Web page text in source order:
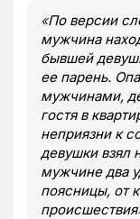
«По версии
мужчина
бывшей
ее парень.
мужчинами,
гостя в
неприязни к
девушки взял
мужчине два
поясницы, от
происшествия